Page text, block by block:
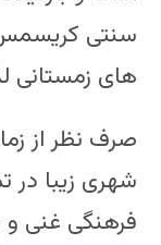
سنتی
های زمستانی
صرف نظر از
شهری زیبا در
فرهنگی غنی و